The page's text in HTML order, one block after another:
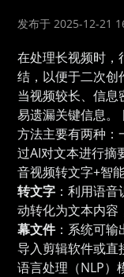
发布于 2025-12-21
在处理长视频时，
结，以便于二次创
当视频较长、信息
易遗漏关键信息。
方法主要有两种：
过AI对文本进行摘
音视频转文字+智
转文字 ：利用语
动转化为文本内
幕文件：系统可输
导入剪辑软件或直
语言处理（NLP）